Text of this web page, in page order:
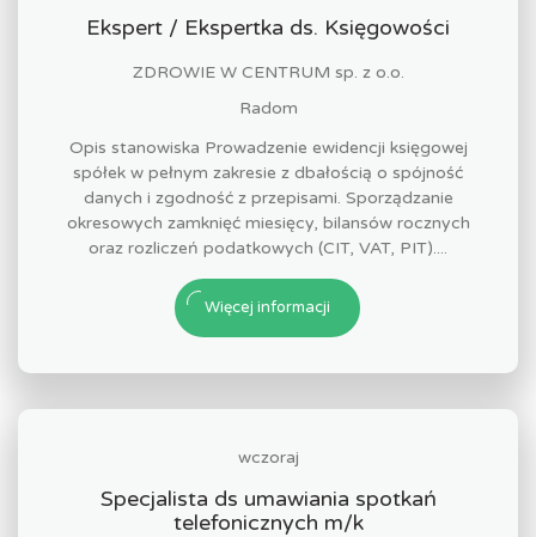
Ekspert / Ekspertka ds. Księgowości
ZDROWIE W CENTRUM sp. z o.o.
Radom
Opis stanowiska Prowadzenie ewidencji księgowej
spółek w pełnym zakresie z dbałością o spójność
danych i zgodność z przepisami. Sporządzanie
okresowych zamknięć miesięcy, bilansów rocznych
oraz rozliczeń podatkowych (CIT, VAT, PIT)....
Więcej informacji
wczoraj
Specjalista ds umawiania spotkań
telefonicznych m/k